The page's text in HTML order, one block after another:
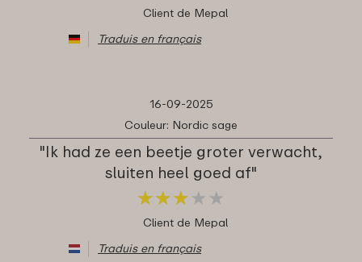
Client de Mepal
Traduis en français
16-09-2025
Couleur: Nordic sage
"Ik had ze een beetje groter verwacht,
sluiten heel goed af"
★★★ ★ ★
★★★ ★ ★
Client de Mepal
Traduis en français